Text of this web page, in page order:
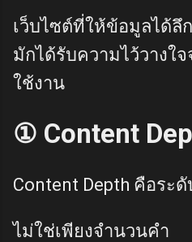
เว็บไซต์ที่ให้ข้อมูลได้ลึ
มักได้รับความไว้วางใ
ใช้งาน
① Content
Content Depth คือระ
ไม่ใช่เพียงจำนวนคำ